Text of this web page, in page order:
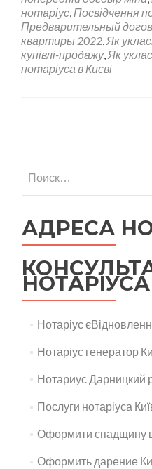
нотаріус Посвідчення
Предварительный
квартиры 2022 Як
купівлі-продажу, Як
нотаріуса в Києві
АДРЕСА
НОТАРІУСА
Нотаріус
Нотаріус генератор
Нотариус Дарницкий
Послуги нотаріуса
Оформити спадщину
Оформить дарение